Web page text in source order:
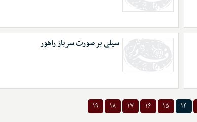
سیلی بر صورت سرباز راهور
۱۴ ۱۵ ۱۶ ۱۷ ۱۸ ۱۹